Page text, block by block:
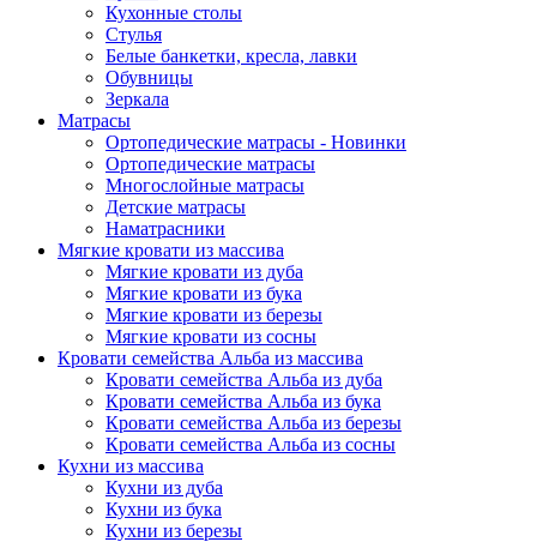
Кухонные столы
Стулья
Белые банкетки, кресла, лавки
Обувницы
Зеркала
Матрасы
Ортопедические матрасы - Новинки
Ортопедические матрасы
Многослойные матрасы
Детские матрасы
Наматрасники
Мягкие кровати из массива
Мягкие кровати из дуба
Мягкие кровати из бука
Мягкие кровати из березы
Мягкие кровати из сосны
Кровати семейства Альба из массива
Кровати семейства Альба из дуба
Кровати семейства Альба из бука
Кровати семейства Альба из березы
Кровати семейства Альба из сосны
Кухни из массива
Кухни из дуба
Кухни из бука
Кухни из березы